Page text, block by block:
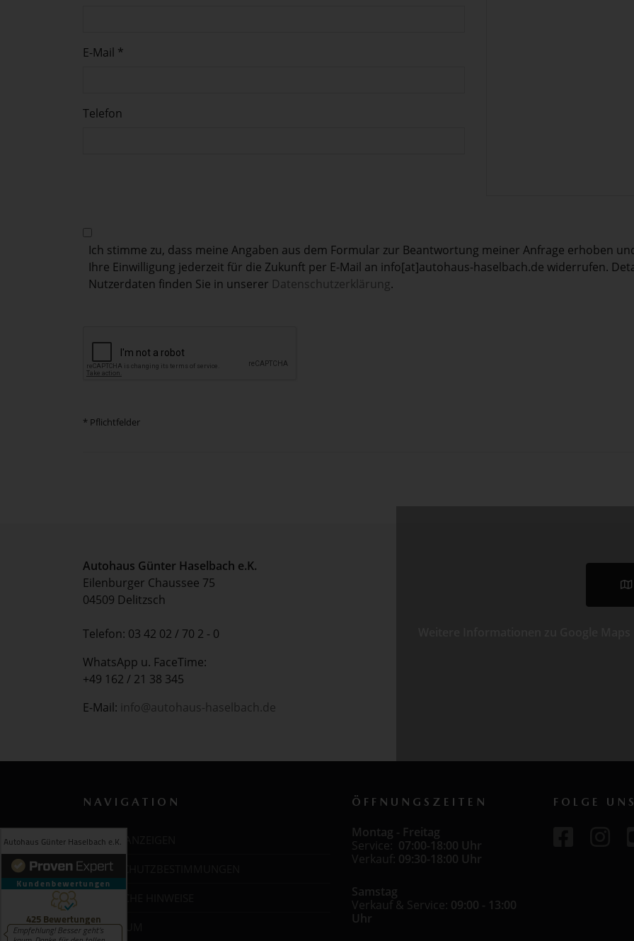
E-Mail *
Telefon
Ich stimme zu, dass meine Angaben aus dem Formular zur Beantwortung meiner Anfrage erhoben
Ihre Einwilligung jederzeit für die Zukunft per E-Mail an info[at]autohaus-haselbach.de widerrufen.
Nutzerdaten finden Sie in unserer Datenschutzerklärung.
* Pflichtfelder
Autohaus Günter Haselbach e.K.
Eilenburger Chaussee 75
04509 Delitzsch
Telefon: 03 42 02 / 70 2 - 0
WhatsApp u. FaceTime:
+49 162 / 21 38 345
E-Mail: info@autohaus-haselbach.de
NAVIGATION
STELLENANZEIGEN
DATENSCHUTZBESTIMMUNGEN
IMPRESSUM
ÖFFNUNGSZEITEN
Montag - Freitag
Service: 07:00-18:00 Uhr
Verkauf: 09:30-18:00 Uhr
Samstag
Verkauf & Service: 09:00 - 13:00
Uhr
FOLGE